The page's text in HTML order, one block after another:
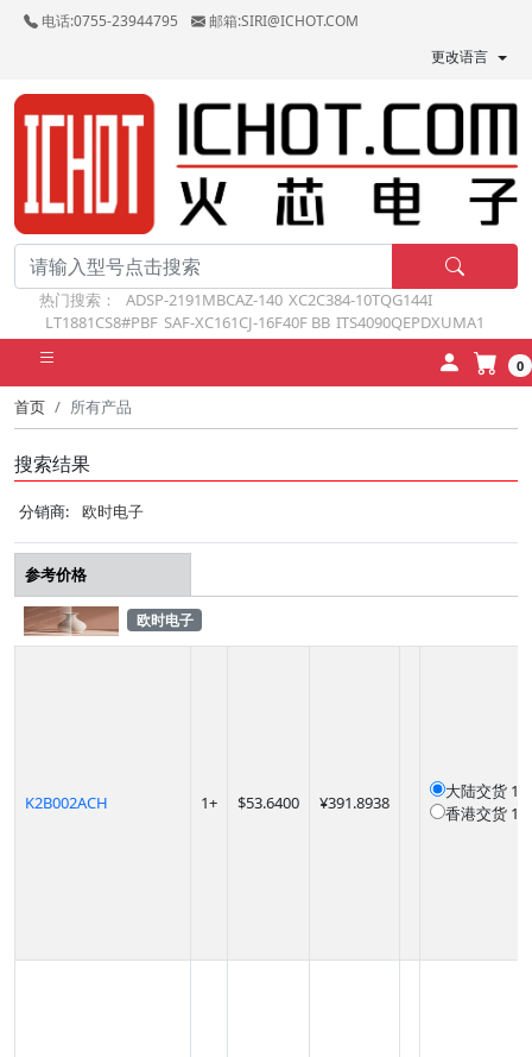
电话:0755-23944795
邮箱:SIRI@ICHOT.COM
更改语言
热门搜索： ADSP-2191MBCAZ-140 XC2C384-10TQG144I
LT1881CS8#PBF SAF-XC161CJ-16F40F BB ITS4090QEPDXUMA1
0
首页 所有产品
搜索结果
分销商: 欧时电子
参考价格
欧时电子
K2B002ACH 1+ $53.6400 ¥391.8938
大陆交货
香港交货